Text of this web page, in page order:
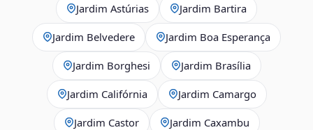
Jardim Astúrias Jardim Bartira
Jardim Belvedere Jardim Boa Esperança
Jardim Borghesi Jardim Brasília
Jardim Califórnia Jardim Camargo
Jardim Castor Jardim Caxambu